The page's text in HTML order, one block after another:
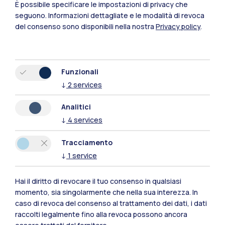
Lecco
Mantova
Xi'an
Naviga il sito
Contattaci
È possibile specificare le impostazioni di privacy che
seguono. Informazioni dettagliate e le modalità di revoca
del consenso sono disponibili nella nostra Privacy policy.
Funzionali
↓ 2 services
Analitici
↓ 4 services
Tracciamento
↓ 1 service
Hai il diritto di revocare il tuo consenso in qualsiasi
momento, sia singolarmente che nella sua interezza. In
caso di revoca del consenso al trattamento dei dati, i dati
raccolti legalmente fino alla revoca possono ancora